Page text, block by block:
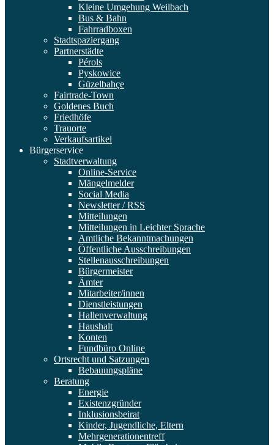
Kleine Umgehung Weilbach
Bus & Bahn
Fahrradboxen
Stadtspaziergang
Partnerstädte
Pérols
Pyskowice
Güzelbahçe
Fairtrade-Town
Goldenes Buch
Friedhöfe
Trauorte
Verkaufsartikel
Bürgerservice
Stadtverwaltung
Online-Service
Mängelmelder
Social Media
Newsletter / RSS
Mitteilungen
Mitteilungen in Leichter Sprache
Amtliche Bekanntmachungen
Öffentliche Ausschreibungen
Stellenausschreibungen
Bürgermeister
Ämter
Mitarbeiter/innen
Dienstleistungen
Hallenverwaltung
Haushalt
Konten
Fundbüro Online
Ortsrecht und Satzungen
Bebauungspläne
Beratung
Energie
Existenzgründer
Inklusionsbeirat
Kinder, Jugendliche, Eltern
Mehrgenerationentreff